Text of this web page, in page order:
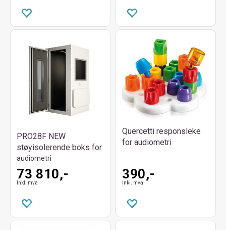
PRO28F NEW
støyisolerende boks for
audiometri
73 810,-
Inkl. mva
Quercetti responsleke
for audiometri
390,-
Inkl. mva